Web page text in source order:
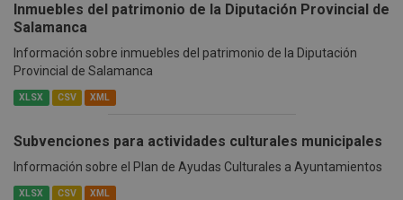
Inmuebles del patrimonio de la Diputación Provincial de
Salamanca
Información sobre inmuebles del patrimonio de la Diputación
Provincial de Salamanca
XLSX CSV XML
Subvenciones para actividades culturales municipales
Información sobre el Plan de Ayudas Culturales a Ayuntamientos
XLSX CSV XML